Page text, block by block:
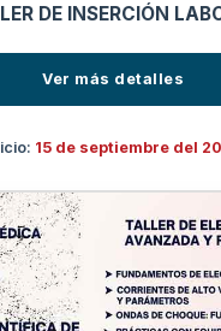
DE INSERCIÓN
Ver más detalles
15 de septiembre del